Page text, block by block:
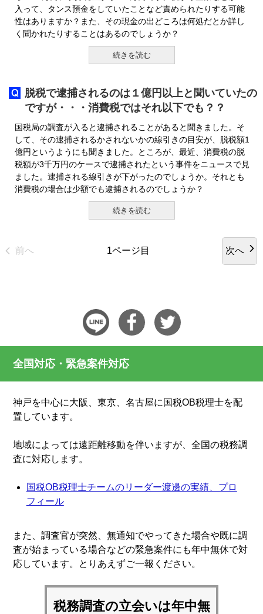
入って、タンス預金をしていたことなど責められたりする可能
性はありますか？また、その現金の出どころは何処だとか詳し
く聞かれたりすることはあるのでしょうか？
続きを読む
脱税で逮捕されるのは１億円以上と聞いていたの
ですが・・・消費税ではそれ以下でも？？
国税局の調査が入ると逮捕されることがあると聞きました。そ
して、その逮捕されるかされないかの線引きの目安が、脱税額1
億円というようにも聞きました。ところが、最近、消費税の脱
税額が3千万円のケースで逮捕されたという事件をニュースで見
ました。逮捕される線引きが下がったのでしょうか。それとも
消費税の場合は少額でも逮捕されるのでしょうか？
続きを読む
前へ 1ページ目 次へ
全国対応・緊急案件対応
神戸を中心に大阪、東京、名古屋に国税OB税理士を配
置しています。
地域によっては遠距離移動を伴いますが、全国の税務調
査に対応します。
国税OB税理士チームのリーダー渡邊の実績、プロ
フィール
また、調査官が突然、無通知でやってきた場合や既に調
査が始まっている場合などの緊急案件にも年中無休で対
応しています。とりあえずご一報ください。
税務調査の立会いは年中無